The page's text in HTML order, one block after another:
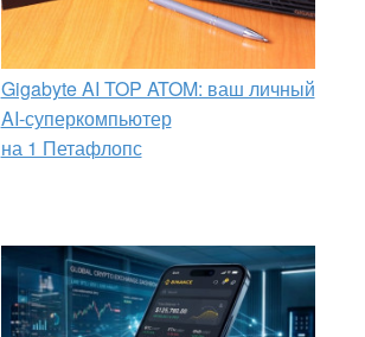
Gigabyte AI TOP ATOM: ваш личный
AI-суперкомпьютер
на 1 Петафлопс